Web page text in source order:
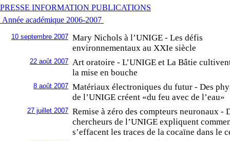
PRESSE INFORMATION PUBLICATIONS
Année académique 2006-2007
10 septembre 2007 Mary Nichols à l’UNIGE - Les défis
environnementaux au XXIe siècle
22 août 2007 Art oratoire - L’UNIGE et La Bâtie
la mise en bouche
8 août 2007 Matériaux électroniques du futur - Des
de l’UNIGE créent «du feu avec de l’eau»
27 juillet 2007 Remise à zéro des compteurs neuronaux -
chercheurs de l’UNIGE expliquent
s’effacent les traces de la cocaïne dans le